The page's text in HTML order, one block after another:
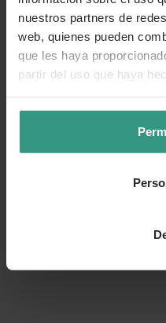
nuestros partners de
web, quienes pueden
que les haya
partir del uso que haya